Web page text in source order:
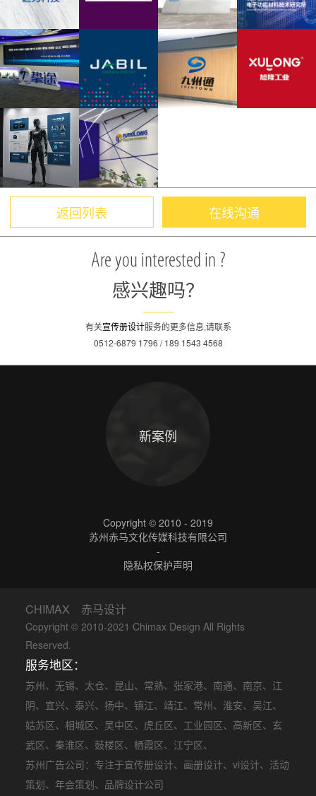
返回列表 在线沟通
Are you interested in ?
感兴趣吗？
有关宣传册设计服务的更多信息,请联系
0512-6879 1796 / 189 1543 4568
新案例
Copyright © 2010 - 2019
苏州赤马文化传媒科技有限公司
-
隐私权保护声明
CHIMAX 赤马设计
Copyright © 2010-2021 Chimax Design All Rights
Reserved.
服务地区：
苏州、 无锡、 太仓、 昆山、 常熟、 张家港、 南通、 南京、 江
阴、 宜兴、 泰兴、 扬中、 镇江、 靖江、 常州、 淮安、 吴江、
姑苏区、 相城区、 吴中区、 虎丘区、 工业园区、 高新区、 玄
武区、 秦淮区、 鼓楼区、 栖霞区、 江宁区、
苏州广告公司：专注于宣传册设计、 画册设计、 vi设计、 活动
策划、 年会策划、品牌设计公司